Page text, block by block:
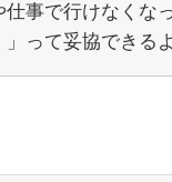
仕事で行けなくな
」って妥協できる